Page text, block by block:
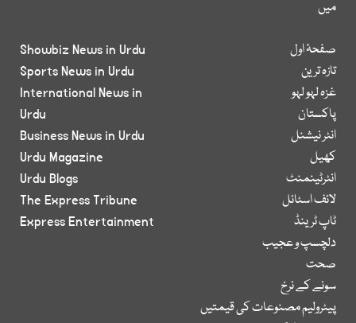
میں
صفحۂ اول
تازہ ترین
غزہ لہو لہو
پاکستان
انٹر نیشنل
کھیل
انٹرٹینمنٹ
لائف اسٹائل
ٹاپ ٹرینڈ
دلچسپ و عجیب
صحت
سونے کے نرخ
پیٹرولیم مصنوعات کی قیمتیں
Showbiz News in Urdu
Sports News in Urdu
International News in
Urdu
Business News in Urdu
Urdu Magazine
Urdu Blogs
The Express Tribune
Express Entertainment